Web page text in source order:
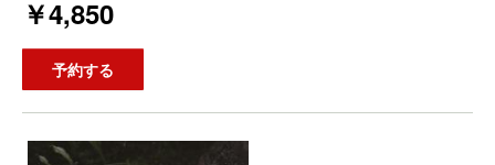
￥4,850
予約する